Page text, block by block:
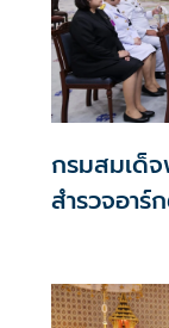
กรมสมเด็
สำรวจอาร์